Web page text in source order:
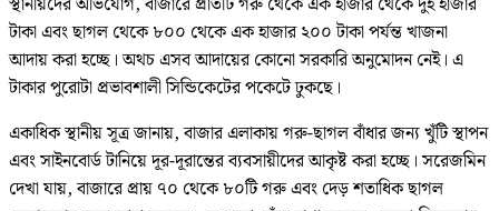
টাকা এবং ছাগল থেকে ৮০০ থেকে এক হাজার ২০০ টাকা পর্যন্ত খাজনা
আদায় করা হচ্ছে। অথচ এসব আদায়ের কোনো সরকারি অনুমোদন নেই। এ
টাকার পুরোটা প্রভাবশালী সিন্ডিকেটের পকেটে ঢুকছে।
একাধিক স্থানীয় সূত্র জানায়, বাজার এলাকায় গরু-ছাগল বাঁধার জন্য খুঁটি স্থাপন
এবং সাইনবোর্ড টানিয়ে দূর-দূরান্তের ব্যবসায়ীদের আকৃষ্ট করা হচ্ছে। সরেজমিন
দেখা যায়, বাজারে প্রায় ৭০ থেকে ৮০টি গরু এবং দেড় শতাধিক ছাগল